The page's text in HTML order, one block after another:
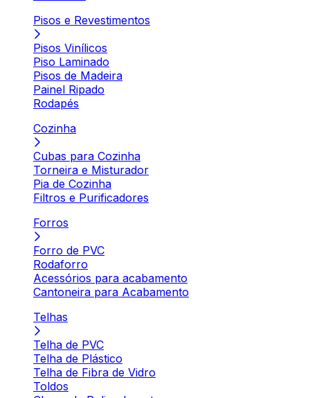
Pisos e Revestimentos
Pisos Vinílicos
Piso Laminado
Pisos de Madeira
Painel Ripado
Rodapés
Cozinha
Cubas para Cozinha
Torneira e Misturador
Pia de Cozinha
Filtros e Purificadores
Forros
Forro de PVC
Rodaforro
Acessórios para acabamento
Cantoneira para Acabamento
Telhas
Telha de PVC
Telha de Plástico
Telha de Fibra de Vidro
Toldos